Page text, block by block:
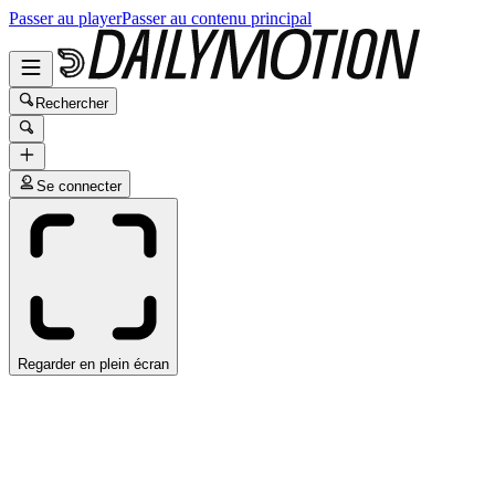
Passer au playerPasser au contenu principal
Rechercher
Se connecter
Regarder en plein écran